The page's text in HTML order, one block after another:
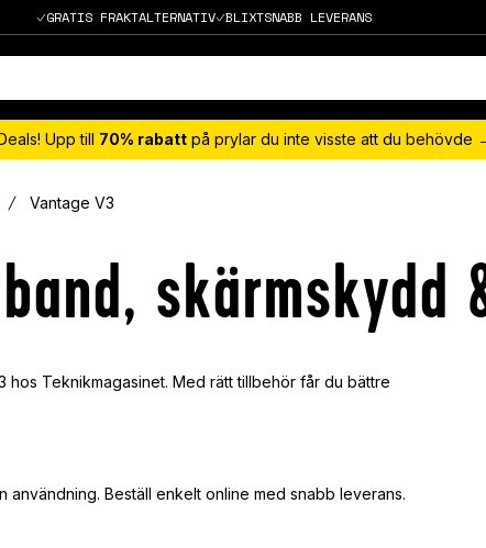
GRATIS FRAKTALTERNATIV BLIXTSNABB LEVERANS
Upp till 70% rabatt på prylar du inte visste att du behövde
Vantage V3
skärmskydd
hos Teknikmagasinet. Med rätt tillbehör får du bättre
Beställ enkelt online med snabb leverans.